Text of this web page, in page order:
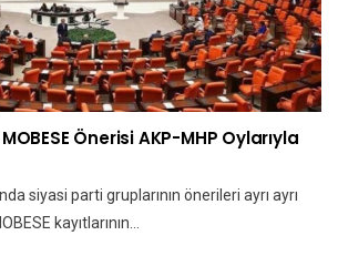
Önerisi AKP-MHP Oylarıyla
siyasi parti gruplarının önerileri ayrı ayrı
kayıtlarının…